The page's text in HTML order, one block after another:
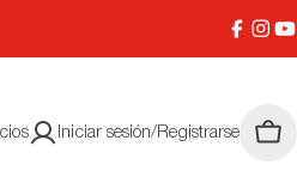
Iniciar sesión/Registrarse